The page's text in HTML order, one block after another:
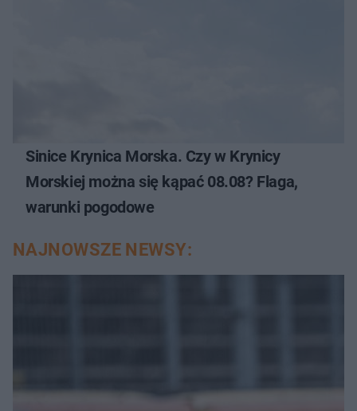
Sinice Krynica Morska. Czy w Krynicy
Morskiej można się kąpać 08.08? Flaga,
warunki pogodowe
NAJNOWSZE NEWSY: